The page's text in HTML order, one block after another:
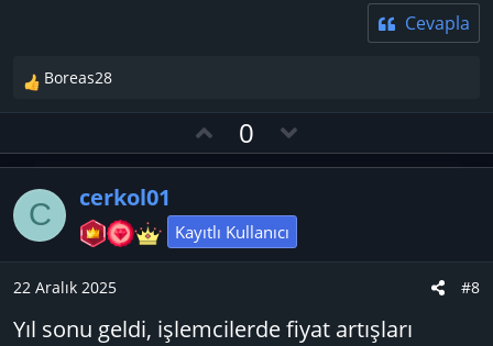
Cevapla
T
e
k
Boreas28
O
y
a
0
o
o
e
C cerkol01
Kayıtlı Kullanıcı
22 Aralık 2025 #8
Yıl sonu geldi, işlemcilerde fiyat artışları